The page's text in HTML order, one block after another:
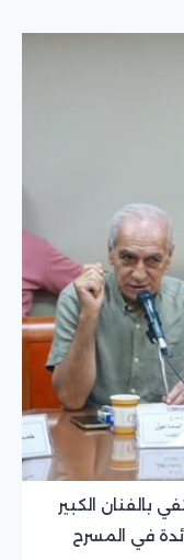
بالفنان الكبير
في المسرح